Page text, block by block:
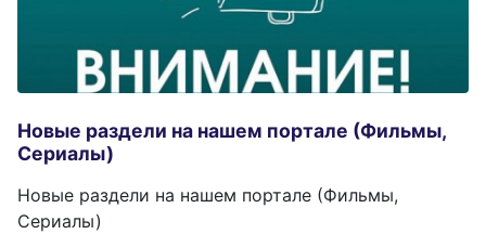
Новые раздели на нашем портале (Фильмы,
Сериалы)
Новые раздели на нашем портале (Фильмы,
Сериалы)